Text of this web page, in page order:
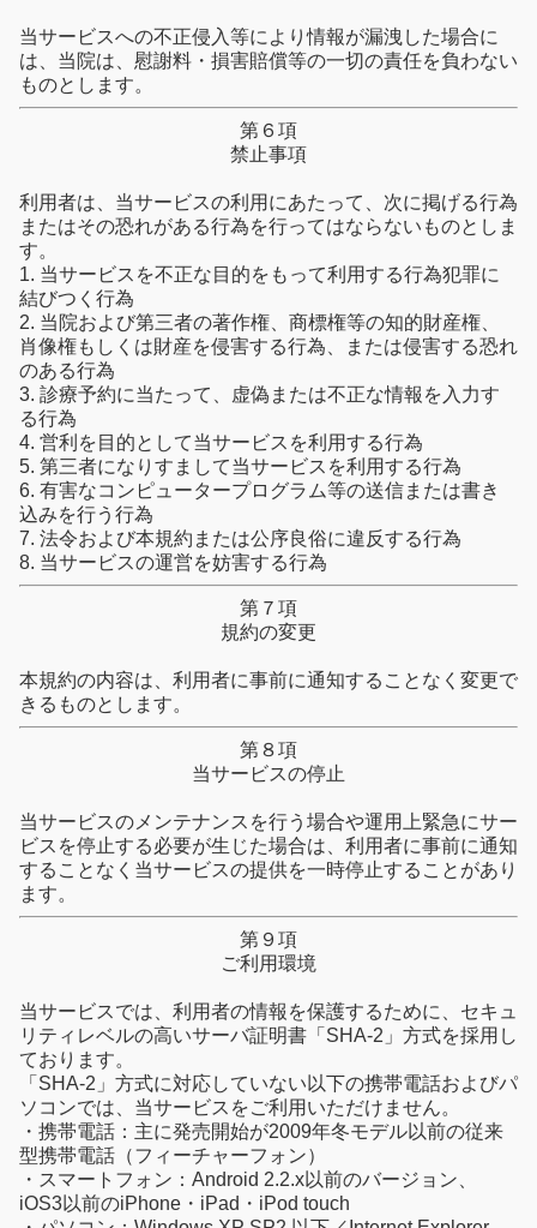
当サービスへの不正侵入等により情報が漏洩した場合に
は、当院は、慰謝料・損害賠償等の一切の責任を負わない
ものとします。
第６項
禁止事項
利用者は、当サービスの利用にあたって、次に掲げる行為
またはその恐れがある行為を行ってはならないものとしま
す。
1. 当サービスを不正な目的をもって利用する行為犯罪に
結びつく行為
2. 当院および第三者の著作権、商標権等の知的財産権、
肖像権もしくは財産を侵害する行為、または侵害する恐れ
のある行為
3. 診療予約に当たって、虚偽または不正な情報を入力す
る行為
4. 営利を目的として当サービスを利用する行為
5. 第三者になりすまして当サービスを利用する行為
6. 有害なコンピュータープログラム等の送信または書き
込みを行う行為
7. 法令および本規約または公序良俗に違反する行為
8. 当サービスの運営を妨害する行為
第７項
規約の変更
本規約の内容は、利用者に事前に通知することなく変更で
きるものとします。
第８項
当サービスの停止
当サービスのメンテナンスを行う場合や運用上緊急にサー
ビスを停止する必要が生じた場合は、利用者に事前に通知
することなく当サービスの提供を一時停止することがあり
ます。
第９項
ご利用環境
当サービスでは、利用者の情報を保護するために、セキュ
リティレベルの高いサーバ証明書「SHA-2」方式を採用し
ております。
「SHA-2」方式に対応していない以下の携帯電話およびパ
ソコンでは、当サービスをご利用いただけません。
・携帯電話：主に発売開始が2009年冬モデル以前の従来
型携帯電話（フィーチャーフォン）
・スマートフォン：Android 2.2.x以前のバージョン、
iOS3以前のiPhone・iPad・iPod touch